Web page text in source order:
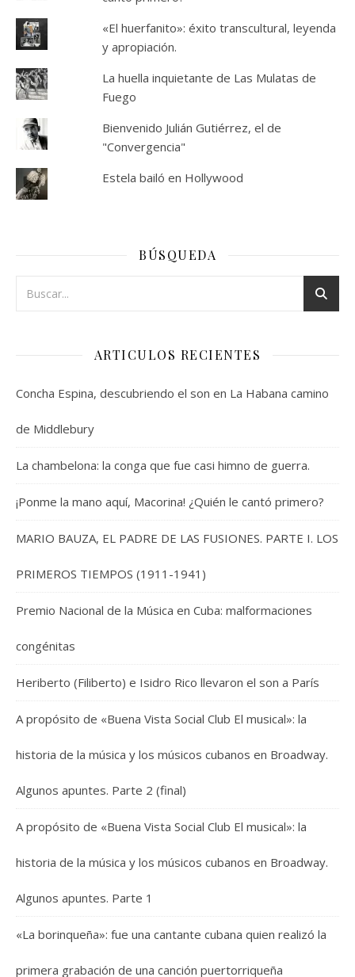
«El huerfanito»: éxito transcultural, leyenda
y apropiación.
La huella inquietante de Las Mulatas de
Fuego
Bienvenido Julián Gutiérrez, el de
"Convergencia"
Estela bailó en Hollywood
BÚSQUEDA
ARTICULOS RECIENTES
Concha Espina, descubriendo el son en La Habana camino
de Middlebury
La chambelona: la conga que fue casi himno de guerra.
¡Ponme la mano aquí, Macorina! ¿Quién le cantó primero?
MARIO BAUZA, EL PADRE DE LAS FUSIONES. PARTE I. LOS
PRIMEROS TIEMPOS (1911-1941)
Premio Nacional de la Música en Cuba: malformaciones
congénitas
Heriberto (Filiberto) e Isidro Rico llevaron el son a París
A propósito de «Buena Vista Social Club El musical»: la
historia de la música y los músicos cubanos en Broadway.
Algunos apuntes. Parte 2 (final)
A propósito de «Buena Vista Social Club El musical»: la
historia de la música y los músicos cubanos en Broadway.
Algunos apuntes. Parte 1
«La borinqueña»: fue una cantante cubana quien realizó la
primera grabación de una canción puertorriqueña